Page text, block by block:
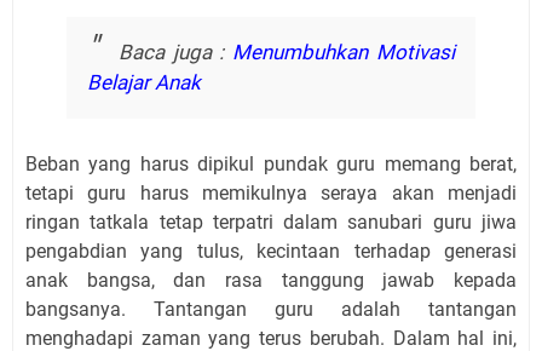
Baca juga : Menumbuhkan Motivasi
Belajar Anak
Beban yang harus dipikul pundak guru memang berat,
tetapi guru harus memikulnya seraya akan menjadi
ringan tatkala tetap terpatri dalam sanubari guru jiwa
pengabdian yang tulus, kecintaan terhadap generasi
anak bangsa, dan rasa tanggung jawab kepada
bangsanya. Tantangan guru adalah tantangan
menghadapi zaman yang terus berubah. Dalam hal ini,